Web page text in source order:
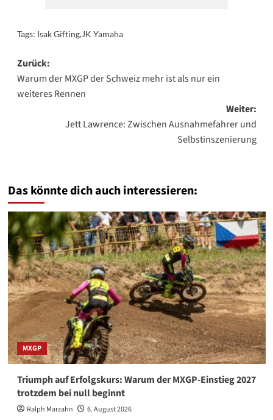
Tags: Isak Gifting,JK Yamaha
Beitragsnavigation
Zurück:
Warum der MXGP der Schweiz mehr ist als nur ein
weiteres Rennen
Weiter:
Jett Lawrence: Zwischen Ausnahmefahrer und
Selbstinszenierung
Das könnte dich auch interessieren:
MXGP
Triumph auf Erfolgskurs: Warum der MXGP-Einstieg 2027
trotzdem bei null beginnt
Ralph Marzahn 6. August 2026